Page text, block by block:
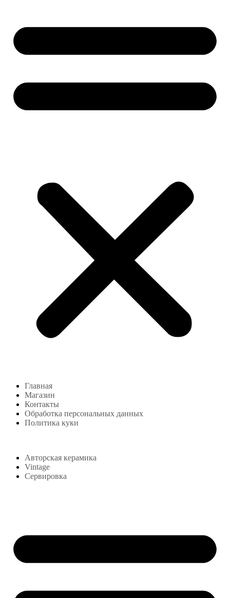
Главная
Магазин
Контакты
Обработка персональных данных
Политика куки
Авторская керамика
Vintage
Сервировка